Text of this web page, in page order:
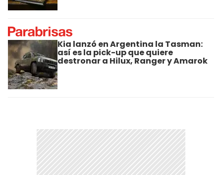
Kia lanzó en Argentina la Tasman:
así es la pick-up que quiere
destronar a Hilux, Ranger y Amarok